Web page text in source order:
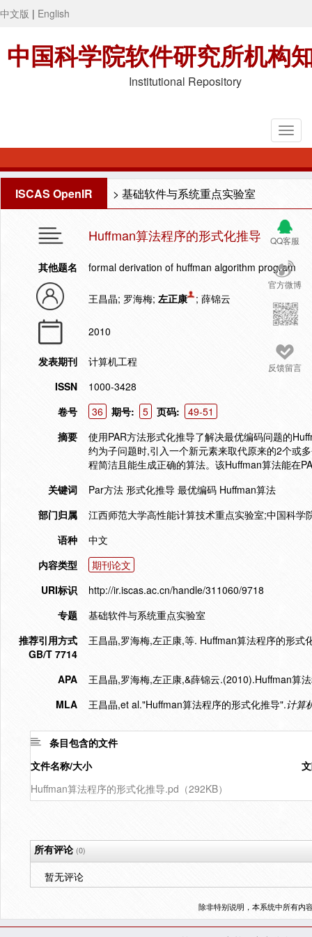
中文版 | English
中国科学院软件研究所机构
Institutional Repository
ISCAS OpenIR > 基础软件与系统重点实验室
QQ客服
官方微博
反馈留言
Huffman算法程序的形式化推导
其他题名 formal derivation of huffman algorithm program
王昌晶; 罗海梅; 左正康 ; 薛锦云
2010
发表期刊
计算机工程
ISSN
1000-3428
卷号
36 期号: 5 页码:
49-51
摘要
使用PAR方法形式化推导了解决最优编码问题的
约为子问题时,引入一个新元素来取代原来的2个或
程简洁且能生成正确的算法。该Huffman算法能在
关键词
Par方法 形式化推导 最优编码 Huffman算法
部门归属
江西师范大学高性能计算技术重点实验室;中国科
语种
中文
内容类型
期刊论文
URI标识
http://ir.iscas.ac.cn/handle/311060/9718
专题
基础软件与系统重点实验室
推荐引用方式
GB/T 7714
王昌晶,罗海梅,左正康,等. Huffman算法程序的形
APA
王昌晶,罗海梅,左正康,&薛锦云.(2010).Huffman算
MLA
王昌晶,et al."Huffman算法程序的形式化推导".计算
条目包含的文件
文件名称/大小
Huffman算法程序的形式化推导.pd（292KB）
所有评论(0)
暂无评论
除非特别说明，本系统中所有内